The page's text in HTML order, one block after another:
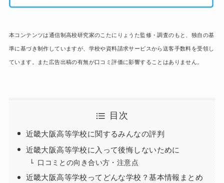
本コンテンツは通信制高校研究家のこたにりょうた監修・調査のもと、独自の基
準に基づき制作していますが、学校や資料請求サービスから送客手数料を受領し
ています。また広告出稿の有無が口コミ評価に影響することはありません。
目次
近畿大阪高等学校に関するみんなの評判
近畿大阪高等学校に入って後悔しないために
口コミとの向き合い方・注意点
近畿大阪高等学校ってどんな学校？基本情報まとめ